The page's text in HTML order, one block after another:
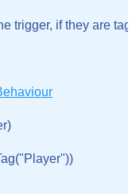
trigger, if they are